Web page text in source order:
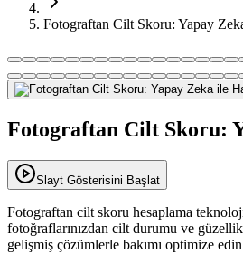
Fotograftan Cilt Skoru: Yapay
Fotograftan Cilt Skoru:
Slayt Gösterisini Başlat
Fotograftan cilt skoru hesaplama
fotoğraflarınızdan cilt durumu ve
gelişmiş çözümlerle bakımı optimize